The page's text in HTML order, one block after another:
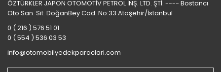
ÖZTÜRKLER JAPON OTOMOTİV PETROL İNŞ. LTD. ŞTİ. ---- Bostancı
Oto San. Sit. DoğanBey Cad. No:33 Ataşehir/İstanbul
0 ( 216 ) 576 51 01
0 ( 554 ) 536 03 53
info@otomobilyedekparaclari.com